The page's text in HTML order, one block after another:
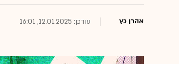
אהרן כץ עודכן: 12.01.2025, 16:01